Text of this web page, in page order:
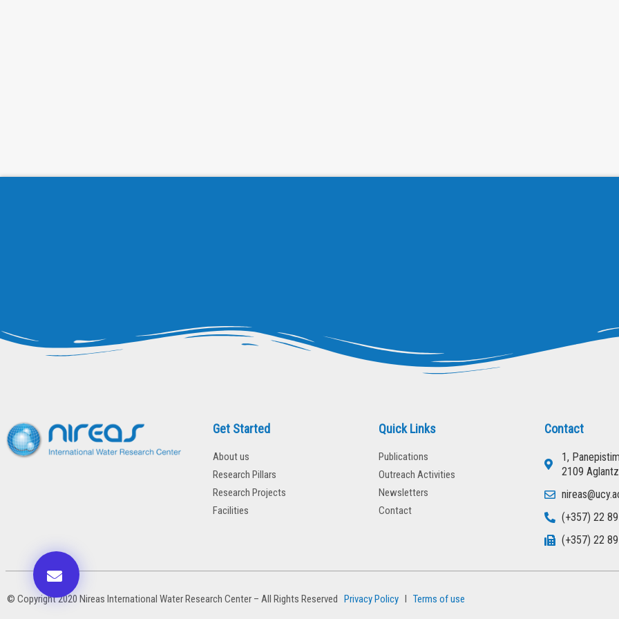
Get Started
About us
Research Pillars
Research Projects
Facilities
Quick Links
Publications
Outreach Activities
Newsletters
Contact
Contact
1,
2109
(+357) 22
(+357) 22
© Copyright 2020 Nireas International Water Research Center – All Rights Reserved Privacy Policy Terms of use